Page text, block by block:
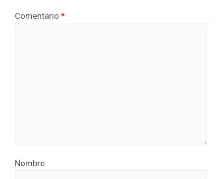
Comentario *
Nombre